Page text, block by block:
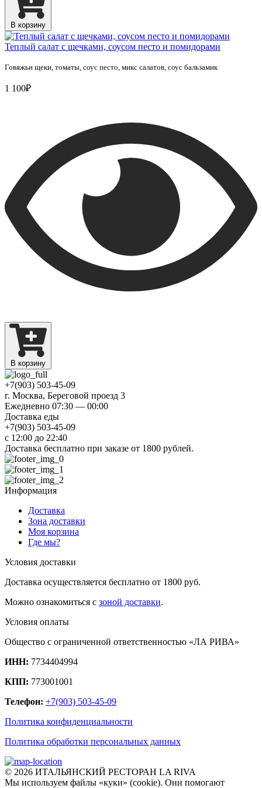
В корзину
Теплый салат с щечками, соусом песто и помидорами
Говяжьи щеки, томаты, соус песто, микс салатов, соус бальзамик
1 100₽
В корзину
+7(903) 503-45-09
г. Москва, Береговой проезд 3
Ежедневно 07:30 — 00:00
Доставка еды
+7(903) 503-45-09
с 12:00 до 22:40
Доставка бесплатно при заказе от 1800 рублей.
Информация
Доставка
Зона доставки
Моя корзина
Где мы?
Условия доставки
Доставка осуществляется бесплатно от 1800 руб.
Можно ознакомиться с зоной доставки.
Условия оплаты
Общество с ограниченной ответственностью «ЛА РИВА»
ИНН: 7734404994
КПП: 773001001
Телефон: +7(903) 503-45-09
Политика конфиденциальности
Политика обработки персональных данных
© 2026 ИТАЛЬЯНСКИЙ РЕСТОРАН LA RIVA
Мы используем файлы «куки» (cookie). Они помогают